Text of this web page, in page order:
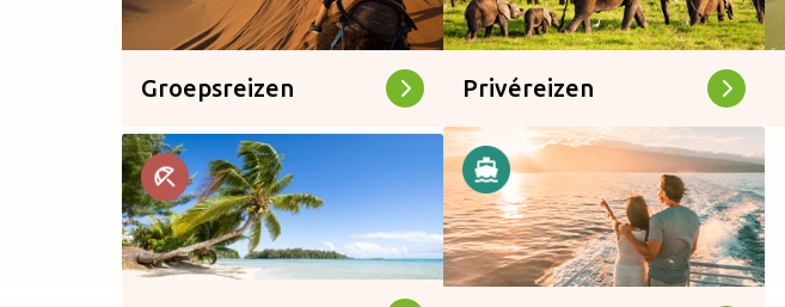
Groepsreizen Privéreizen